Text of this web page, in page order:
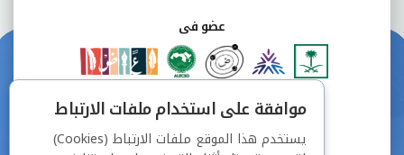
عضو فى
دفع آمن من خلال
موافقة على استخدام ملفات الارتباط
يستخدم هذا الموقع ملفات الارتباط (Cookies)